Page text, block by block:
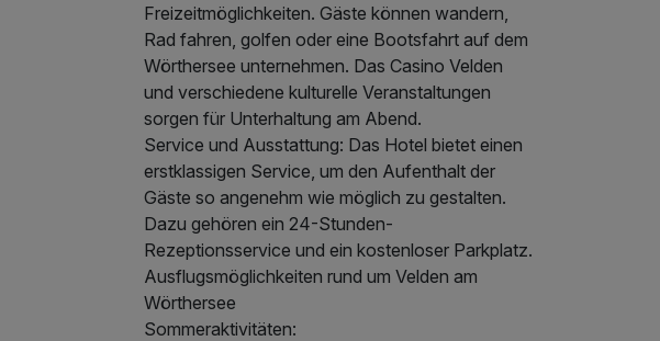
Freizeitmöglichkeiten. Gäste können wandern,
Rad fahren, golfen oder eine Bootsfahrt auf dem
Wörthersee unternehmen. Das Casino Velden
und verschiedene kulturelle Veranstaltungen
sorgen für Unterhaltung am Abend.
Service und Ausstattung: Das Hotel bietet einen
erstklassigen Service, um den Aufenthalt der
Gäste so angenehm wie möglich zu gestalten.
Dazu gehören ein 24-Stunden-
Rezeptionsservice und ein kostenloser Parkplatz.
Ausflugsmöglichkeiten rund um Velden am
Wörthersee
Sommeraktivitäten: